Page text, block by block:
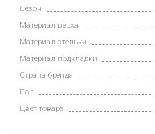
Сезон
Материал верха
Материал стельки
Материал подкладки
Страна бренда
Пол
Цвет товара